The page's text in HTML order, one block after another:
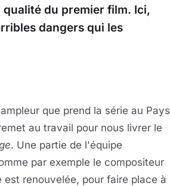
du premier film. Ici,
dangers qui les
que prend la série au Pays
au travail pour nous livrer le
. Une partie de l'équipe
par exemple le compositeur
renouvelée, pour faire place à